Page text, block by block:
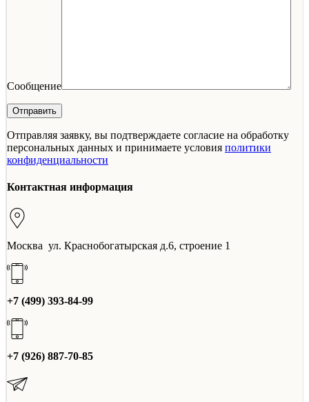
Сообщение
Отправляя заявку, вы подтверждаете согласие на обработку
персональных данных и принимаете условия политики
конфиденциальности
Контактная информация
Москва ул. Краснобогатырская д.6, строение 1
+7 (499) 393-84-99
+7 (926) 887-70-85